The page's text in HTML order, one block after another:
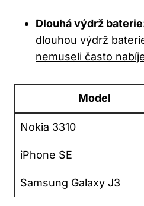
Dlouhá výdrž
dlouhou výdrž
nemuseli často
Model
Nokia 3310
iPhone SE
Samsung Galaxy J3